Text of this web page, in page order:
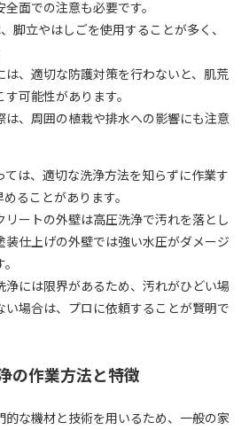
面での注意も必要です。
脚立やはしごを使用することが多く、
は、適切な防護対策を行わないと、肌荒
可能性があります。
、周囲の植栽や排水への影響にも注意
ては、適切な洗浄方法を知らずに作業す
ることがあります。
ートの外壁は高圧洗浄で汚れを落とし
装仕上げの外壁では強い水圧がダメージ
浄には限界があるため、汚れがひどい場
場合は、プロに依頼することが賢明で
の作業方法と特徴
的な機材と技術を用いるため、一般の家